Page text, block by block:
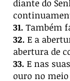
diante do
31. Também
32. E a
abertura de
33. E nas
ouro no